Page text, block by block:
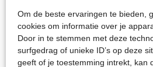
Om de beste ervaringen te bieden,
cookies om informatie over je
Door in te stemmen met deze
surfgedrag of unieke ID’s op deze
geeft of je toestemming intrekt, kan